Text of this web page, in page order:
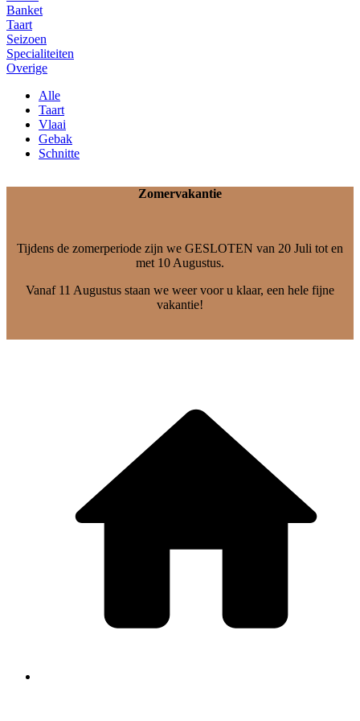
Banket
Taart
Seizoen
Specialiteiten
Overige
Alle
Taart
Vlaai
Gebak
Schnitte
Zomervakantie
Tijdens de zomerperiode zijn we GESLOTEN van 20 Juli tot en
met 10 Augustus.
Vanaf 11 Augustus staan we weer voor u klaar, een hele fijne
vakantie!